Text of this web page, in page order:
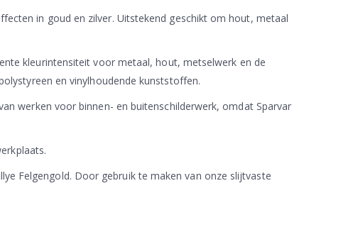
in goud en zilver. Uitstekend geschikt om hout, metaal
kleurintensiteit voor metaal, hout, metselwerk en de
en vinylhoudende kunststoffen.
werken voor binnen- en buitenschilderwerk, omdat Sparvar
Felgengold. Door gebruik te maken van onze slijtvaste